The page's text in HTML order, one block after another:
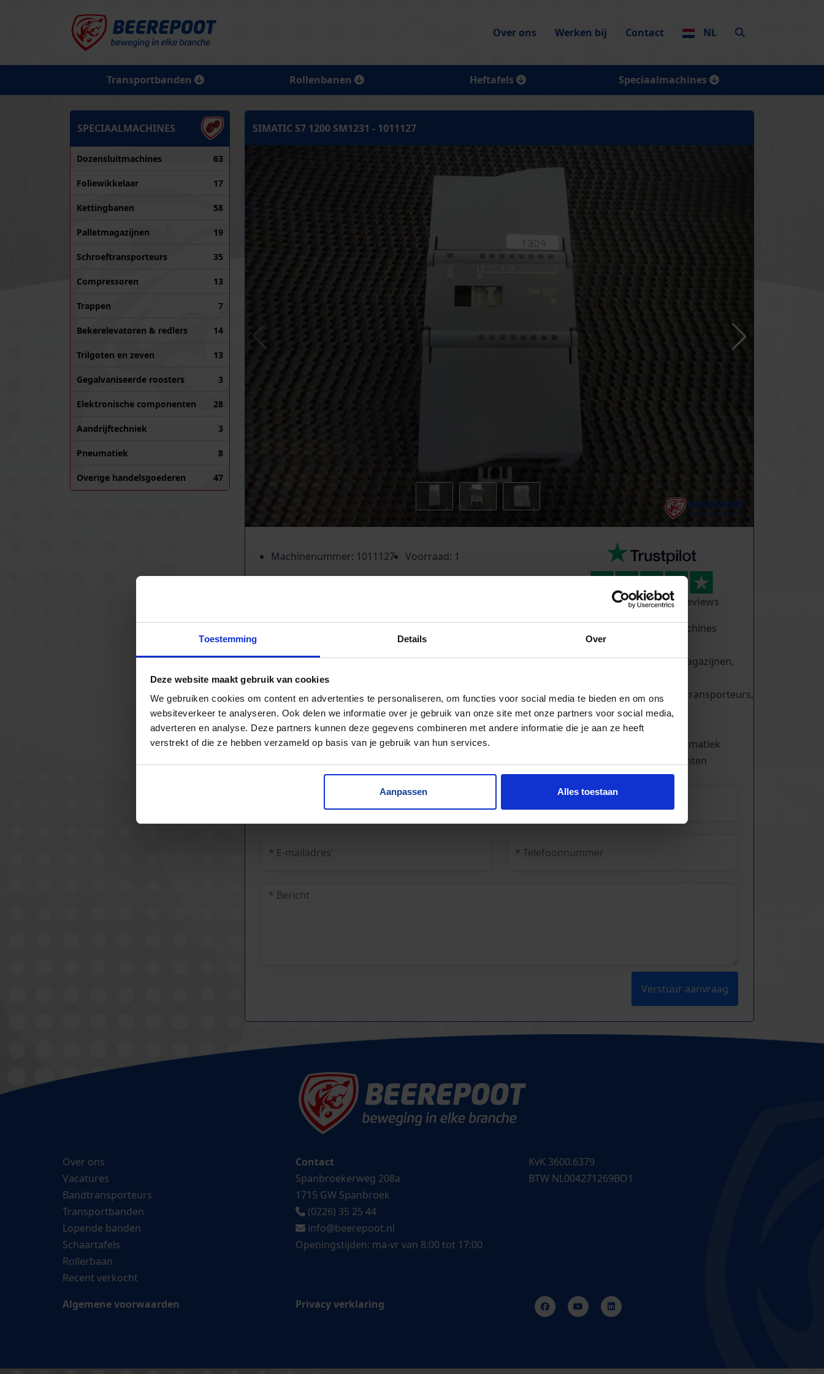
Toestemming Details Over
Deze website maakt gebruik van cookies
We gebruiken cookies om content en advertenties te personaliseren, om functies voor social media te bieden en om ons
websiteverkeer te analyseren. Ook delen we informatie over je gebruik van onze site met onze partners voor social media,
adverteren en analyse. Deze partners kunnen deze gegevens combineren met andere informatie die je aan ze heeft
verstrekt of die ze hebben verzameld op basis van je gebruik van hun services.
Aanpassen Alles toestaan
Over ons Werken bij Contact NL
Transportbanden Rollenbanen Heftafels Speciaalmachines
SPECIAALMACHINES
Dozensluitmachines 63
Foliewikkelaar 17
Kettingbanen 58
Palletmagazijnen 19
Schroeftransporteurs 35
Compressoren 13
Trappen 7
Bekerelevatoren & redlers 14
Trilgoten en zeven 13
Gegalvaniseerde roosters 3
Elektronische componenten 28
Aandrijftechniek 3
Pneumatiek 8
Overige handelsgoederen 47
SIMATIC S7 1200 SM1231 - 1011127
Machinenummer: 1011127 Voorraad: 1
TrustScore5.0|213
reviews
Tientallen dozensluitmachines
beschikbaar
Foliewikkelaars, palletmagazijnen,
Compressoren, schroeftransporteurs,
trappen
Trilgoten en zeven
Aandrijftechniek & Pneumatiek
Elektronische componenten
Verstuur aanvraag
Over ons
Vacatures
Bandtransporteurs
Transportbanden
Lopende banden
Schaartafels
Rollerbaan
Recent verkocht
Contact
Spanbroekerweg 208a
1715 GW Spanbroek
(0226) 35 25 44
info@beerepoot.nl
Openingstijden: ma-vr van 8:00 tot 17:00
KvK 3600.6379
BTW NL004271269BO1
Algemene voorwaarden Privacy verklaring